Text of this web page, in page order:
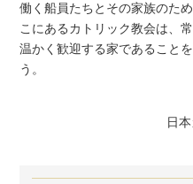
働く船員たちとその家族のた
こにあるカトリック教会は、
温かく歓迎する家であること
う。
日